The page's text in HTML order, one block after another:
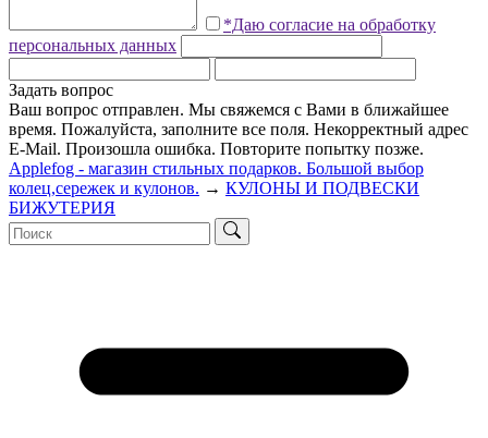
*Даю согласие на обработку
персональных данных
Задать вопрос
Ваш вопрос отправлен. Мы свяжемся с Вами в ближайшее
время. Пожалуйста, заполните все поля. Некорректный адрес
E-Mail. Произошла ошибка. Повторите попытку позже.
Applefog - магазин стильных подарков. Большой выбор
колец,сережек и кулонов. → КУЛОНЫ И ПОДВЕСКИ
БИЖУТЕРИЯ